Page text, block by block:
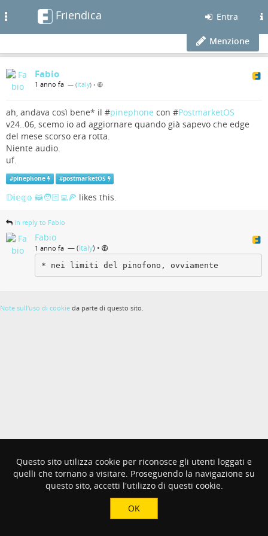
Friendica Entra
Menzione
Fabio
1 anno fa — (Italy) •
ah, andava così bene* il #pinephone con #PostmarketOS
v24..06, scemo io ad aggiornare quando già sapevo che edge
del mese scorso era rotta.
Niente audio.
uf.
#pinephone #postmarketOS
𝔻𝕚𝕖𝕘𝕠 🦝🧑🏻‍💻🍕 likes this.
in reply to Fabio
Fabio
1 anno fa — (Italy) •
* nei limiti del pinofono, ovviamente
Questo sito utilizza cookie per riconosce gli utenti loggati e
quelli che tornano a visitare. Proseguendo la navigazione su
questo sito, accetti l'utilizzo di questi cookie.
OK
Note sull'uso di cookie da parte di questo sito.